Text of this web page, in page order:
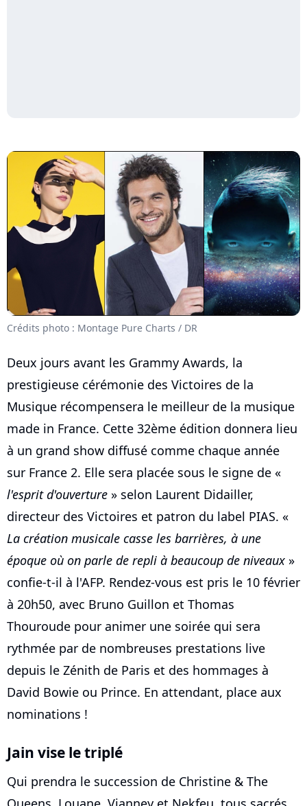
Crédits photo : Montage Pure Charts / DR
Deux jours avant les Grammy Awards, la
prestigieuse cérémonie des Victoires de la
Musique récompensera le meilleur de la musique
made in France. Cette 32ème édition donnera lieu
à un grand show diffusé comme chaque année
sur France 2. Elle sera placée sous le signe de «
l'esprit d'ouverture » selon Laurent Didailler,
directeur des Victoires et patron du label PIAS. «
La création musicale casse les barrières, à une
époque où on parle de repli à beaucoup de niveaux »
confie-t-il à l'AFP. Rendez-vous est pris le 10 février
à 20h50, avec Bruno Guillon et Thomas
Thouroude pour animer une soirée qui sera
rythmée par de nombreuses prestations live
depuis le Zénith de Paris et des hommages à
David Bowie ou Prince. En attendant, place aux
nominations !
Jain vise le triplé
Qui prendra le succession de Christine & The